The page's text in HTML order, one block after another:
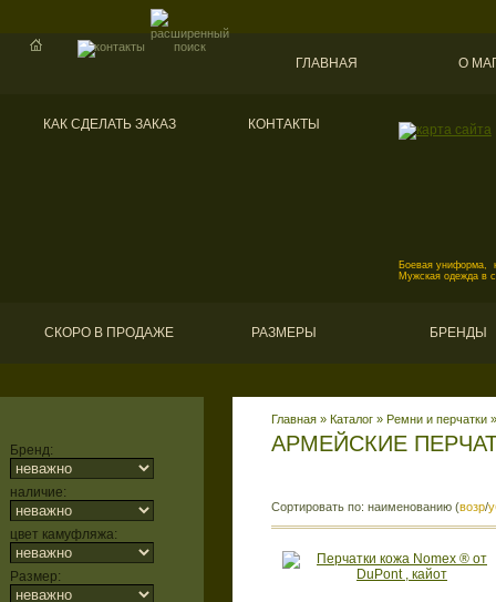
ГЛАВНАЯ О
КАК СДЕЛАТЬ ЗАКАЗ КОНТАКТЫ
Боевая униформа,
Мужская одежда в
СКОРО В ПРОДАЖЕ РАЗМЕРЫ БРЕНДЫ
Бренд:
наличие:
цвет камуфляжа:
Размер:
АРМЕЙСКИЕ
Главная » Каталог » Ремни и перчатки
Сортировать по: наименованию (возр/